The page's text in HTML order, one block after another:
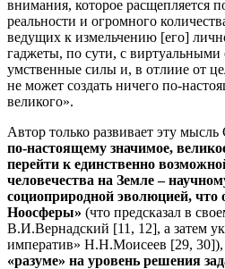
внимания, которое расщепляется
реальности и огромного
ведущих к измельчению [его]
гаджеты, по сути, с виртуальными
умственные силы и, в отлиие от
не может создать ничего по-
великого».
Автор только развивает эту
по-настоящему значимое,
перейти к единственно
человечества на Земле –
социоприродной эволюцией, что
Ноосферы» (что предсказал в
В.И.Вернадский [11, 12], а затем
императив» Н.Н.Моисеев [29, 30]),
«разуме» на уровень решения